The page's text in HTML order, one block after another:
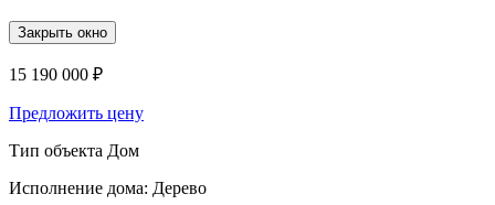
Закрыть окно
15 190 000 ₽
Предложить цену
Тип объекта Дом
Исполнение дома: Дерево